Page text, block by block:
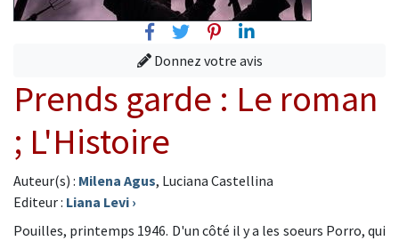
FacebookTwitterPinterest
Linkedin
Donnez votre avis
Prends garde : Le roman
; L'Histoire
Auteur(s) : Milena Agus, Luciana Castellina
Editeur : Liana Levi ›
Pouilles, printemps 1946. D'un côté il y a les soeurs Porro, qui